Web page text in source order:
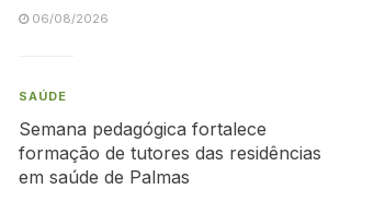
06/08/2026
SAÚDE
Semana pedagógica fortalece
formação de tutores das residências
em saúde de Palmas